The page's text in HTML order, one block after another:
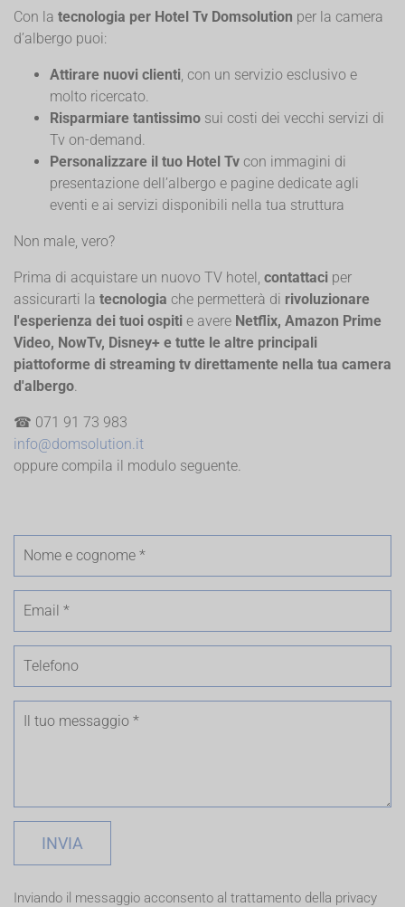
Con la tecnologia per Hotel Tv Domsolution per la camera
d’albergo puoi:
Attirare nuovi clienti , con un servizio esclusivo e
molto ricercato.
Risparmiare tantissimo sui costi dei vecchi servizi di
Tv on-demand.
Personalizzare il tuo Hotel Tv con immagini di
presentazione dell’albergo e pagine dedicate agli
eventi e ai servizi disponibili nella tua struttura
Non male, vero?
Prima di acquistare un nuovo TV hotel, contattaci per
assicurarti la tecnologia che permetterà di rivoluzionare
l'esperienza dei tuoi ospiti e avere Netflix, Amazon Prime
Video, NowTv, Disney+ e tutte le altre principali
piattoforme di streaming tv direttamente nella tua camera
d'albergo
☎ 071 91 73 983
info@domsolution.it
oppure compila il modulo seguente.
INVIA
Inviando il messaggio acconsento al trattamento della privacy